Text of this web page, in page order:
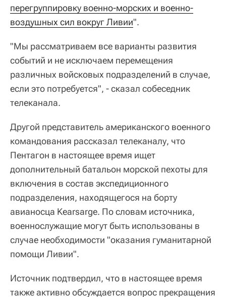
перегруппировку военно-морских и военно-
воздушных сил вокруг Ливии".
"Мы рассматриваем все варианты развития
событий и не исключаем перемещения
различных войсковых подразделений в случае,
если это потребуется", - сказал собеседник
телеканала.
Другой представитель американского военного
командования рассказал телеканалу, что
Пентагон в настоящее время ищет
дополнительный батальон морской пехоты для
включения в состав экспедиционного
подразделения, находящегося на борту
авианосца Kearsarge. По словам источника,
военнослужащие могут быть использованы в
случае необходимости "оказания гуманитарной
помощи Ливии".
Источник подтвердил, что в настоящее время
также активно обсуждается вопрос прекращения